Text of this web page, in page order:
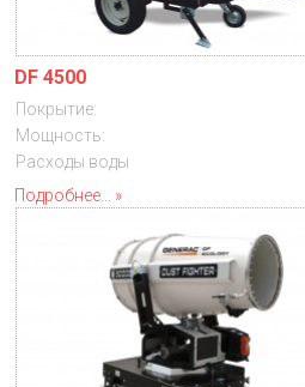
DF 4500
Покрытие:
Мощность:
Расходы воды
Подробнее...